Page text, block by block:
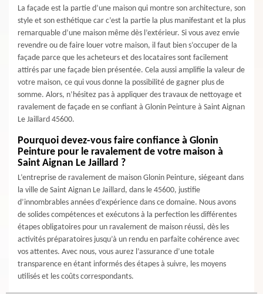
La façade est la partie d’une maison qui montre son architecture, son
style et son esthétique car c’est la partie la plus manifestant et la plus
remarquable d’une maison même dès l’extérieur. Si vous avez envie
revendre ou de faire louer votre maison, il faut bien s’occuper de la
façade parce que les acheteurs et des locataires sont facilement
attirés par une façade bien présentée. Cela aussi amplifie la valeur de
votre maison, ce qui vous donne la possibilité de gagner plus de
somme. Alors, n’hésitez pas à appliquer des travaux de nettoyage et
ravalement de façade en se confiant à Glonin Peinture à Saint Aignan
Le Jaillard 45600.
Pourquoi devez-vous faire confiance à Glonin
Peinture pour le ravalement de votre maison à
Saint Aignan Le Jaillard ?
L’entreprise de ravalement de maison Glonin Peinture, siégeant dans
la ville de Saint Aignan Le Jaillard, dans le 45600, justifie
d’innombrables années d’expérience dans ce domaine. Nous avons
de solides compétences et exécutons à la perfection les différentes
étapes obligatoires pour un ravalement de maison réussi, dès les
activités préparatoires jusqu’à un rendu en parfaite cohérence avec
vos attentes. Avec nous, vous aurez l’assurance d’une totale
transparence en étant informés des étapes à suivre, les moyens
utilisés et les coûts correspondants.